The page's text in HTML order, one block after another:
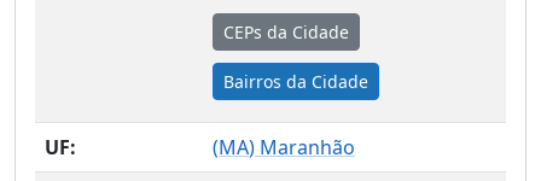
CEPs da Cidade
Bairros da Cidade
UF: (MA) Maranhão